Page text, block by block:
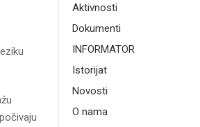
Aktivnosti
Dokumenti
INFORMATOR
Istorijat
Novosti
O nama